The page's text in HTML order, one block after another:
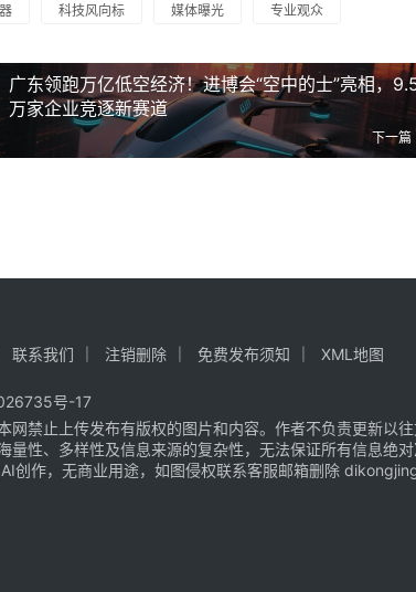
科技风向标 媒体曝光 专业观众
广东领跑万亿低空经济！进博会“空中的士”亮相，
万家企业竞逐新赛道
下一篇
联系我们 注销删除 免费发布须知 XML地图
号-17
禁止上传发布有版权的图片和内容。作者不负责更新以
性、多样性及信息来源的复杂性，无法保证所有信息绝
创作，无商业用途，如图侵权联系客服邮箱删除